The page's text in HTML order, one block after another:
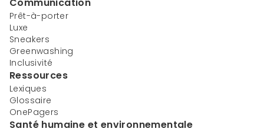
Prêt-à-porter
Luxe
Sneakers
Greenwashing
Inclusivité
Ressources
Lexiques
Glossaire
OnePagers
Santé humaine et environnementale